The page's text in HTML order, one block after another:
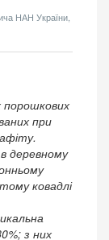
НАН України,
порошкових
при
деревному
ковадлі
з них